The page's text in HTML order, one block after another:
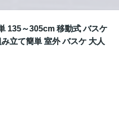
135～305cm 移動式 バスケ
立て簡単 室外 バスケ 大人